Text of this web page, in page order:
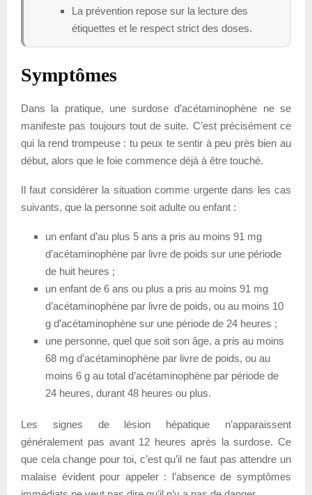
La prévention repose sur la lecture des
étiquettes et le respect strict des doses.
Symptômes
Dans la pratique, une surdose d’acétaminophène ne se
manifeste pas toujours tout de suite. C’est précisément ce
qui la rend trompeuse : tu peux te sentir à peu près bien au
début, alors que le foie commence déjà à être touché.
Il faut considérer la situation comme urgente dans les cas
suivants, que la personne soit adulte ou enfant :
un enfant d’au plus 5 ans a pris au moins 91 mg
d’acétaminophène par livre de poids sur une période
de huit heures ;
un enfant de 6 ans ou plus a pris au moins 91 mg
d’acétaminophène par livre de poids, ou au moins 10
g d’acétaminophène sur une période de 24 heures ;
une personne, quel que soit son âge, a pris au moins
68 mg d’acétaminophène par livre de poids, ou au
moins 6 g au total d’acétaminophène par période de
24 heures, durant 48 heures ou plus.
Les signes de lésion hépatique n’apparaissent
généralement pas avant 12 heures après la surdose. Ce
que cela change pour toi, c’est qu’il ne faut pas attendre un
malaise évident pour appeler : l’absence de symptômes